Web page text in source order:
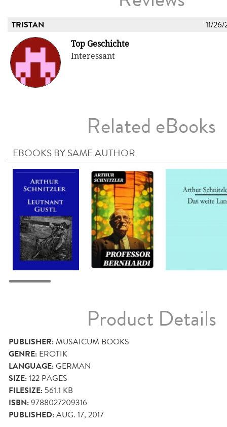
TRISTAN 11/
Top Geschichte
Interessant
Related eBooks
EBOOKS BY SAME AUTHOR
Product Details
PUBLISHER:MUSAICUM BOOKS
GENRE: EROTIK
LANGUAGE:GERMAN
SIZE:122 PAGES
FILESIZE: 561.1 KB
ISBN:9788027209316
PUBLISHED:AUG. 17, 2017